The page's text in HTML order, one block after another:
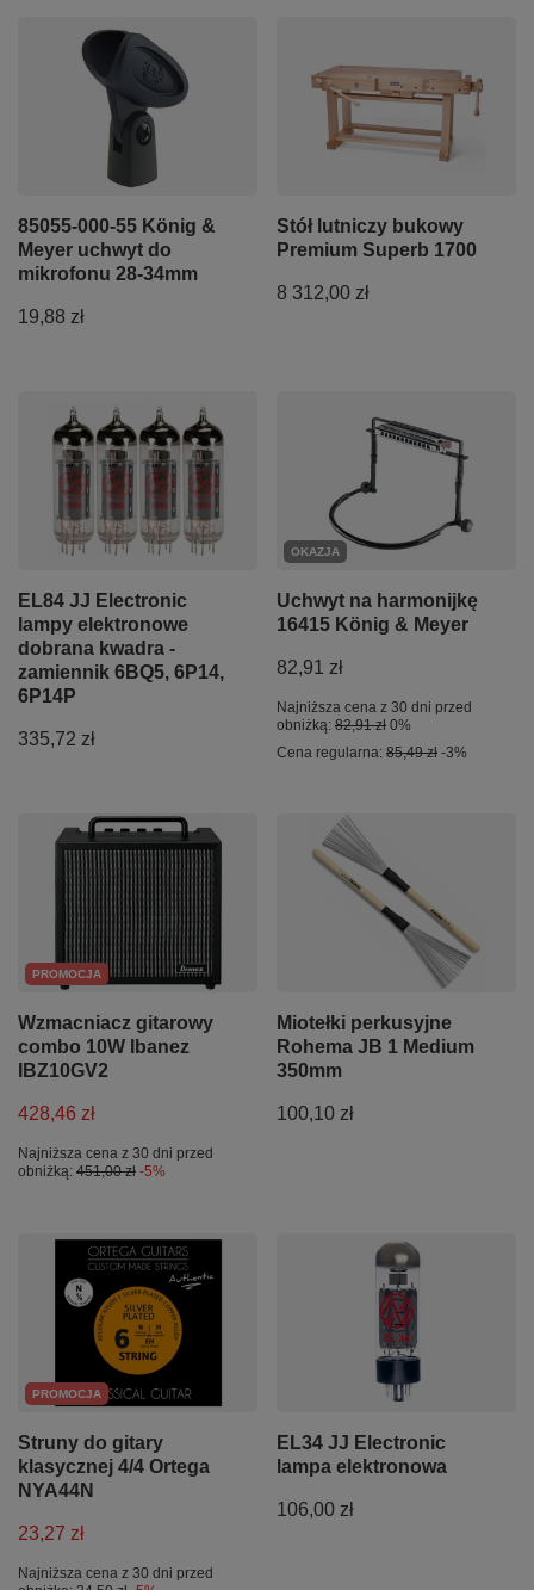
85055-000-55 König &
Meyer uchwyt do
mikrofonu 28-34mm
19,88 zł
Stół lutniczy bukowy
Premium Superb 1700
8 312,00 zł
EL84 JJ Electronic
lampy elektronowe
dobrana kwadra -
zamiennik 6BQ5, 6P14,
6P14P
335,72 zł
OKAZJA
Uchwyt na harmonijkę
16415 König & Meyer
82,91 zł
Najniższa cena z 30 dni przed
obniżką: 82,91 zł 0%
Cena regularna: 85,49 zł -3%
PROMOCJA
Wzmacniacz gitarowy
combo 10W Ibanez
IBZ10GV2
428,46 zł
Najniższa cena z 30 dni przed
obniżką: 451,00 zł -5%
Miotełki perkusyjne
Rohema JB 1 Medium
350mm
100,10 zł
PROMOCJA
Struny do gitary
klasycznej 4/4 Ortega
NYA44N
23,27 zł
Najniższa cena z 30 dni przed
EL34 JJ Electronic
lampa elektronowa
106,00 zł